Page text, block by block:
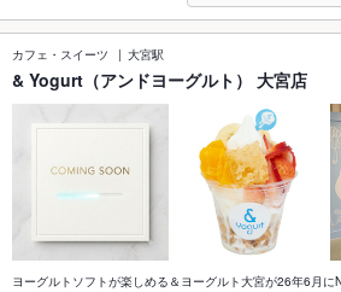
カフェ・スイーツ 大宮駅
& Yogurt（アンドヨーグルト） 大宮店
ヨーグルトソフトが楽しめる＆ヨーグルト大宮が26年6月に